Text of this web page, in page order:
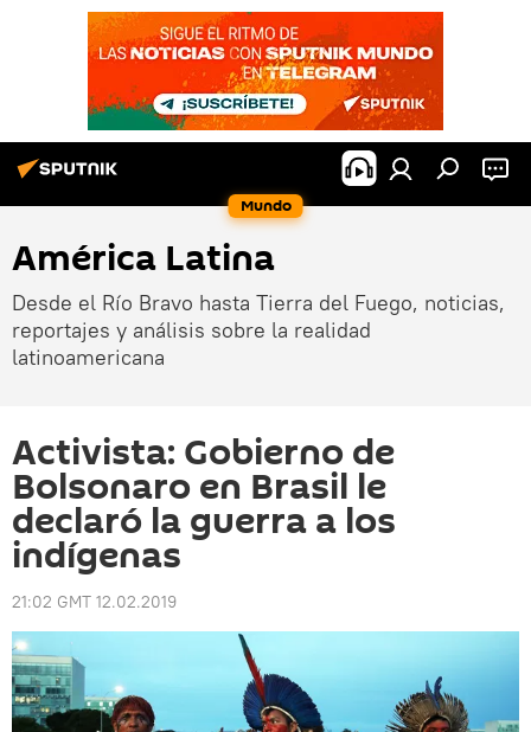
Mundo
América Latina
Desde el Río Bravo hasta Tierra del Fuego, noticias,
reportajes y análisis sobre la realidad
latinoamericana
Activista: Gobierno de
Bolsonaro en Brasil le
declaró la guerra a los
indígenas
21:02 GMT 12.02.2019